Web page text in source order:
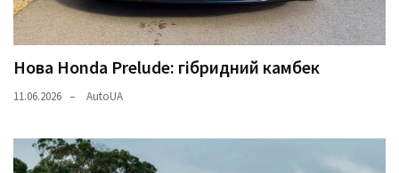
Нова Honda Prelude: гібридний камбек
11.06.2026 AutoUA